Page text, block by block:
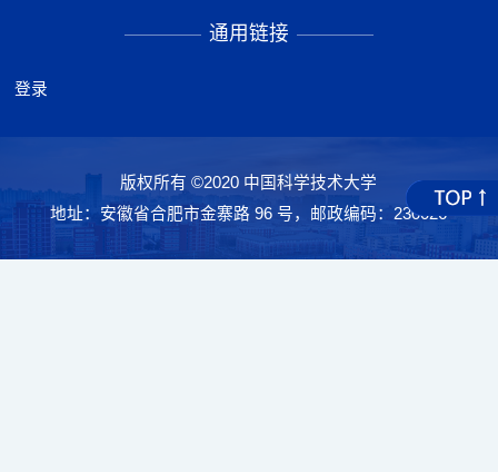
通用链接
登录
版权所有 ©2020 中国科学技术大学
地址：安徽省合肥市金寨路 96 号，邮政编码：230026